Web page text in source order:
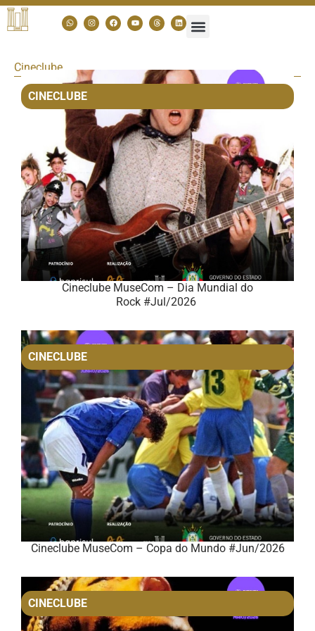
Cineclube
CINECLUBE
Cineclube MuseCom – Dia Mundial do
Rock #Jul/2026
CINECLUBE
Cineclube MuseCom – Copa do Mundo #Jun/2026
CINECLUBE